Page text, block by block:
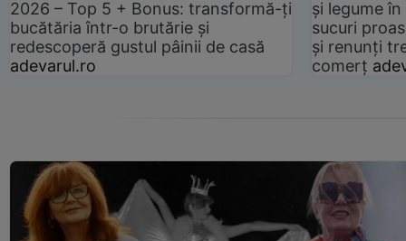
2026 – Top 5 + Bonus: transformă-ți
bucătăria într-o brutărie și
redescoperă gustul pâinii de casă
adevarul.ro
și legume
sucuri
și renunți
comerț